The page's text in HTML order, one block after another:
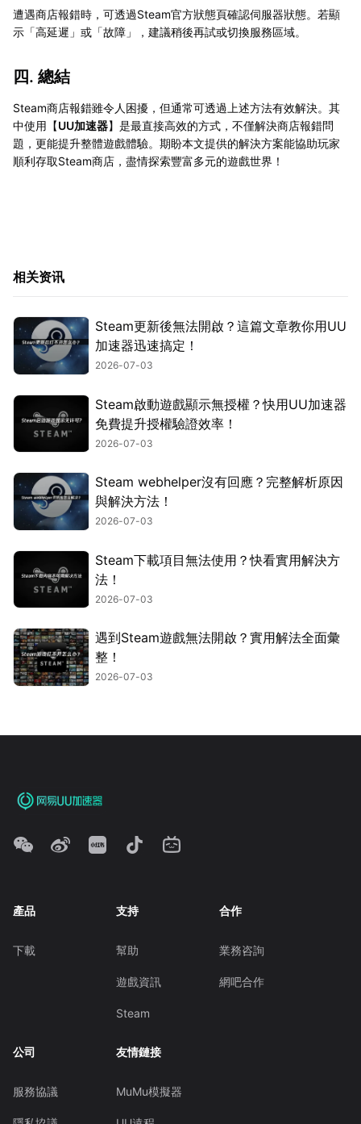
遭遇商店報錯時，可透過Steam官方狀態頁確認伺服器狀態。若顯
示「高延遲」或「故障」，建議稍後再試或切換服務區域。
四. 總結
Steam商店報錯雖令人困擾，但通常可透過上述方法有效解決。其
中使用【UU加速器】是最直接高效的方式，不僅解決商店報錯問
題，更能提升整體遊戲體驗。期盼本文提供的解決方案能協助玩家
順利存取Steam商店，盡情探索豐富多元的遊戲世界！
相关资讯
Steam更新後無法開啟？這篇文章教你用UU
加速器迅速搞定！
2026-07-03
Steam啟動遊戲顯示無授權？快用UU加速器
免費提升授權驗證效率！
2026-07-03
Steam webhelper沒有回應？完整解析原因
與解決方法！
2026-07-03
Steam下載項目無法使用？快看實用解決方
法！
2026-07-03
遇到Steam遊戲無法開啟？實用解法全面彙
整！
2026-07-03
產品
下載
支持
幫助
遊戲資訊
Steam
合作
業務咨詢
網吧合作
公司
服務協議
友情鏈接
MuMu模擬器